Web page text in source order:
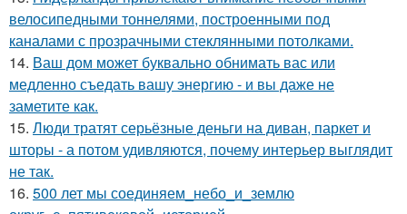
велосипедными тоннелями, построенными под
каналами с прозрачными стеклянными потолками.
14. Ваш дом может буквально обнимать вас или
медленно съедать вашу энергию - и вы даже не
заметите как.
15. Люди тратят серьёзные деньги на диван, паркет и
шторы - а потом удивляются, почему интерьер выглядит
не так.
16. 500 лет мы соединяем_небо_и_землю